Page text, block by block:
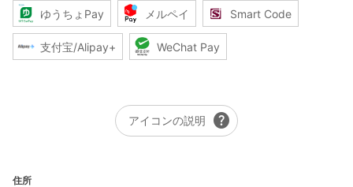
ゆうちょPay メルペイ Smart Code
支付宝/Alipay+ WeChat Pay
アイコンの説明 help
住所